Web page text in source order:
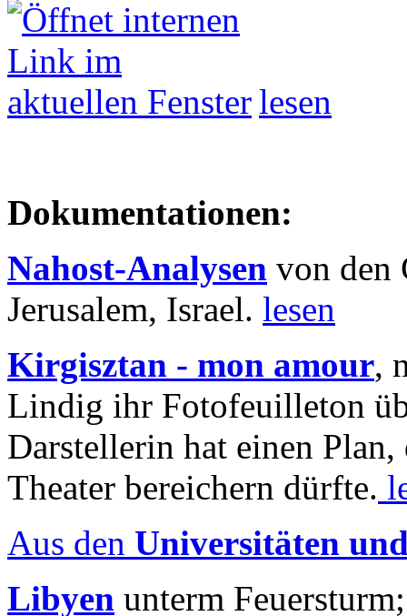
lesen
Dokumentationen:
Nahost-Analysen von den
Jerusalem, Israel. lesen
Kirgisztan - mon amour,
Lindig ihr Fotofeuilleton
Darstellerin hat einen Plan,
Theater bereichern dürfte.
Aus den Universitäten
Libyen unterm